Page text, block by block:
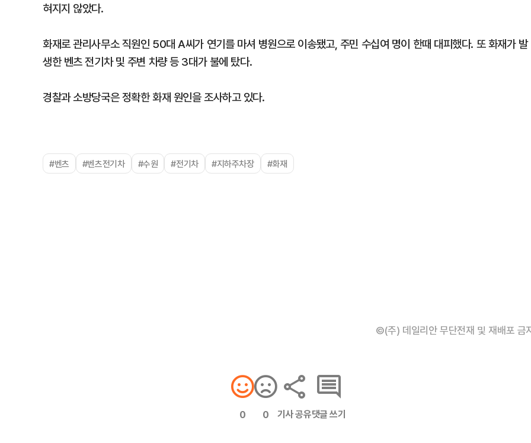
혀지지 않았다.
화재로 관리사무소 직원인 50대 A씨가 연기를 마셔 병원으로 이송됐고, 주민 수십여 명이 한때 대피했다. 또 화재가 발
생한 벤츠 전기차 및 주변 차량 등 3대가 불에 탔다.
경찰과 소방당국은 정확한 화재 원인을 조사하고 있다.
#벤츠 #벤츠전기차 #수원 #전기차 #지하주차장 #화재
©(주) 데일리안 무단전재 및 재배포 금
0 0 기사 공유댓글 쓰기